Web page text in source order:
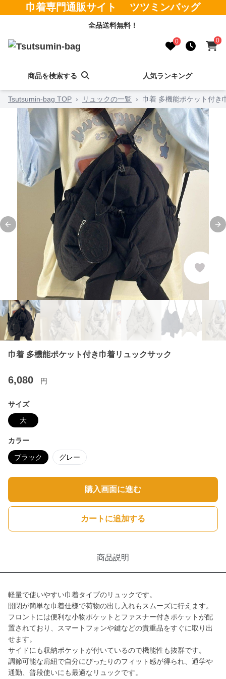
巾着専門通販サイト ツツミンバッグ
全品送料無料！
0 0
商品を検索する 人気ランキング
Tsutsumin-bag TOP › リュックの一覧 › 巾着 多機能ポケット付き
Previous slide
巾着 多機能ポケット付き巾着リュックサック
6,080 円
サイズ
大
カラー
ブラック グレー
購入画面に進む
カートに追加する
商品説明
軽量で使いやすい巾着タイプのリュックです。
開閉が簡単な巾着仕様で荷物の出し入れもスムーズに行えます。
フロントには便利な小物ポケットとファスナー付きポケットが配
置されており、スマートフォンや鍵などの貴重品をすぐに取り出
せます。
サイドにも収納ポケットが付いているので機能性も抜群です。
調節可能な肩紐で自分にぴったりのフィット感が得られ、通学や
通勤、普段使いにも最適なリュックです。